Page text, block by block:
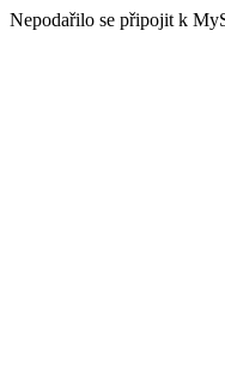
Nepodařilo se připojit k